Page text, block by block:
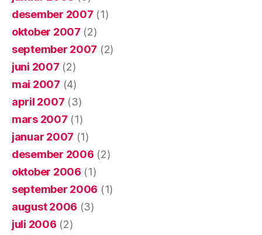
desember 2007 (1)
oktober 2007 (2)
september 2007 (2)
juni 2007 (2)
mai 2007 (4)
april 2007 (3)
mars 2007 (1)
januar 2007 (1)
desember 2006 (2)
oktober 2006 (1)
september 2006 (1)
august 2006 (3)
juli 2006 (2)